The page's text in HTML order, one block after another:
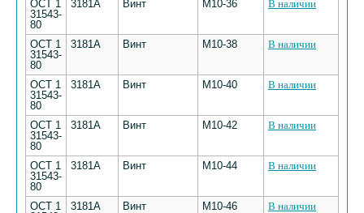
ОСТ 1
31543-
80
3181А Винт М10-36 В наличии
ОСТ 1
31543-
80
3181А Винт М10-38 В наличии
ОСТ 1
31543-
80
3181А Винт М10-40 В наличии
ОСТ 1
31543-
80
3181А Винт М10-42 В наличии
ОСТ 1
31543-
80
3181А Винт М10-44 В наличии
ОСТ 1
3181А Винт М10-46 В наличии